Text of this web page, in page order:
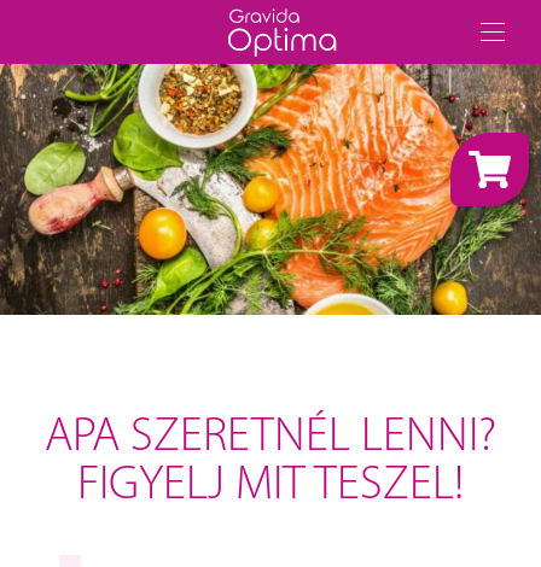
APA SZERETNÉL LENNI?
FIGYELJ MIT TESZEL!